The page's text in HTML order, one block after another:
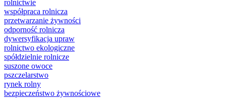
rolnictwie
współpraca rolnicza
przetwarzanie żywności
odporność rolnicza
dywersyfikacja upraw
rolnictwo ekologiczne
spółdzielnie rolnicze
suszone owoce
pszczelarstwo
rynek rolny
bezpieczeństwo żywnościowe